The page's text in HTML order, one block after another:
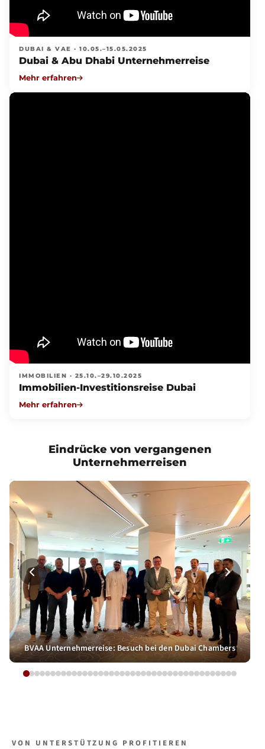
DUBAI & VAE · 10.05.–15.05.2025
Dubai & Abu Dhabi Unternehmerreise
Mehr erfahren
IMMOBILIEN · 25.10.–29.10.2025
Immobilien-Investitionsreise Dubai
Mehr erfahren
Eindrücke von vergangenen
Unternehmerreisen
BVAA Unternehmerreise: Besuch bei den Dubai Chambers
VON UNTERSTÜTZUNG PROFITIEREN